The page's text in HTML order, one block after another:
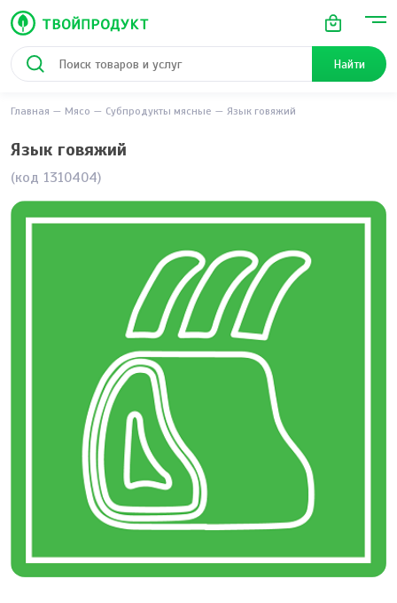
Найти
Главная Мясо Субпродукты мясные Язык говяжий
Язык говяжий
(код 1310404)